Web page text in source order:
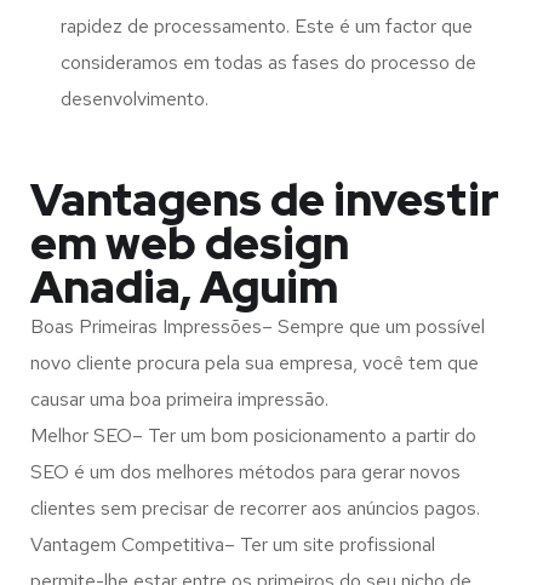
rapidez de processamento. Este é um factor que
consideramos em todas as fases do processo de
desenvolvimento.
Vantagens de investir
em web design
Anadia, Aguim
Boas Primeiras Impressões– Sempre que um possível
novo cliente procura pela sua empresa, você tem que
causar uma boa primeira impressão.
Melhor SEO– Ter um bom posicionamento a partir do
SEO é um dos melhores métodos para gerar novos
clientes sem precisar de recorrer aos anúncios pagos.
Vantagem Competitiva– Ter um site profissional